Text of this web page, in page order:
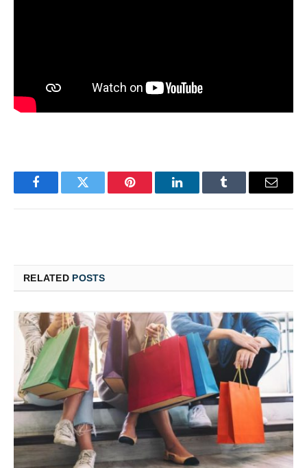
FacebookTwitter Pinterest LinkedInTumblr Email
RELATED POSTS